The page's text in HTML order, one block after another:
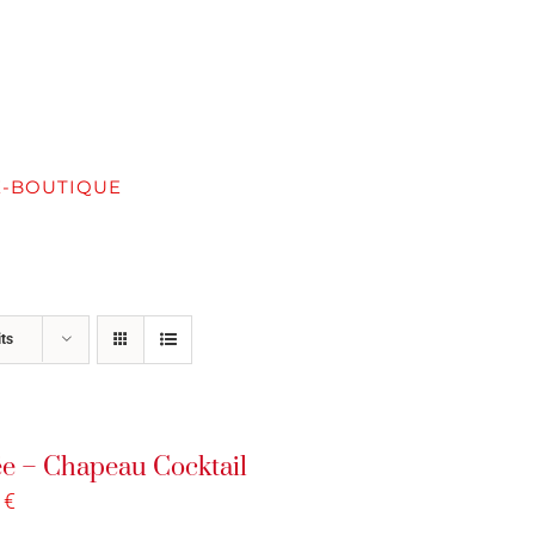
BOUTIQUE
– Chapeau Cocktail
€